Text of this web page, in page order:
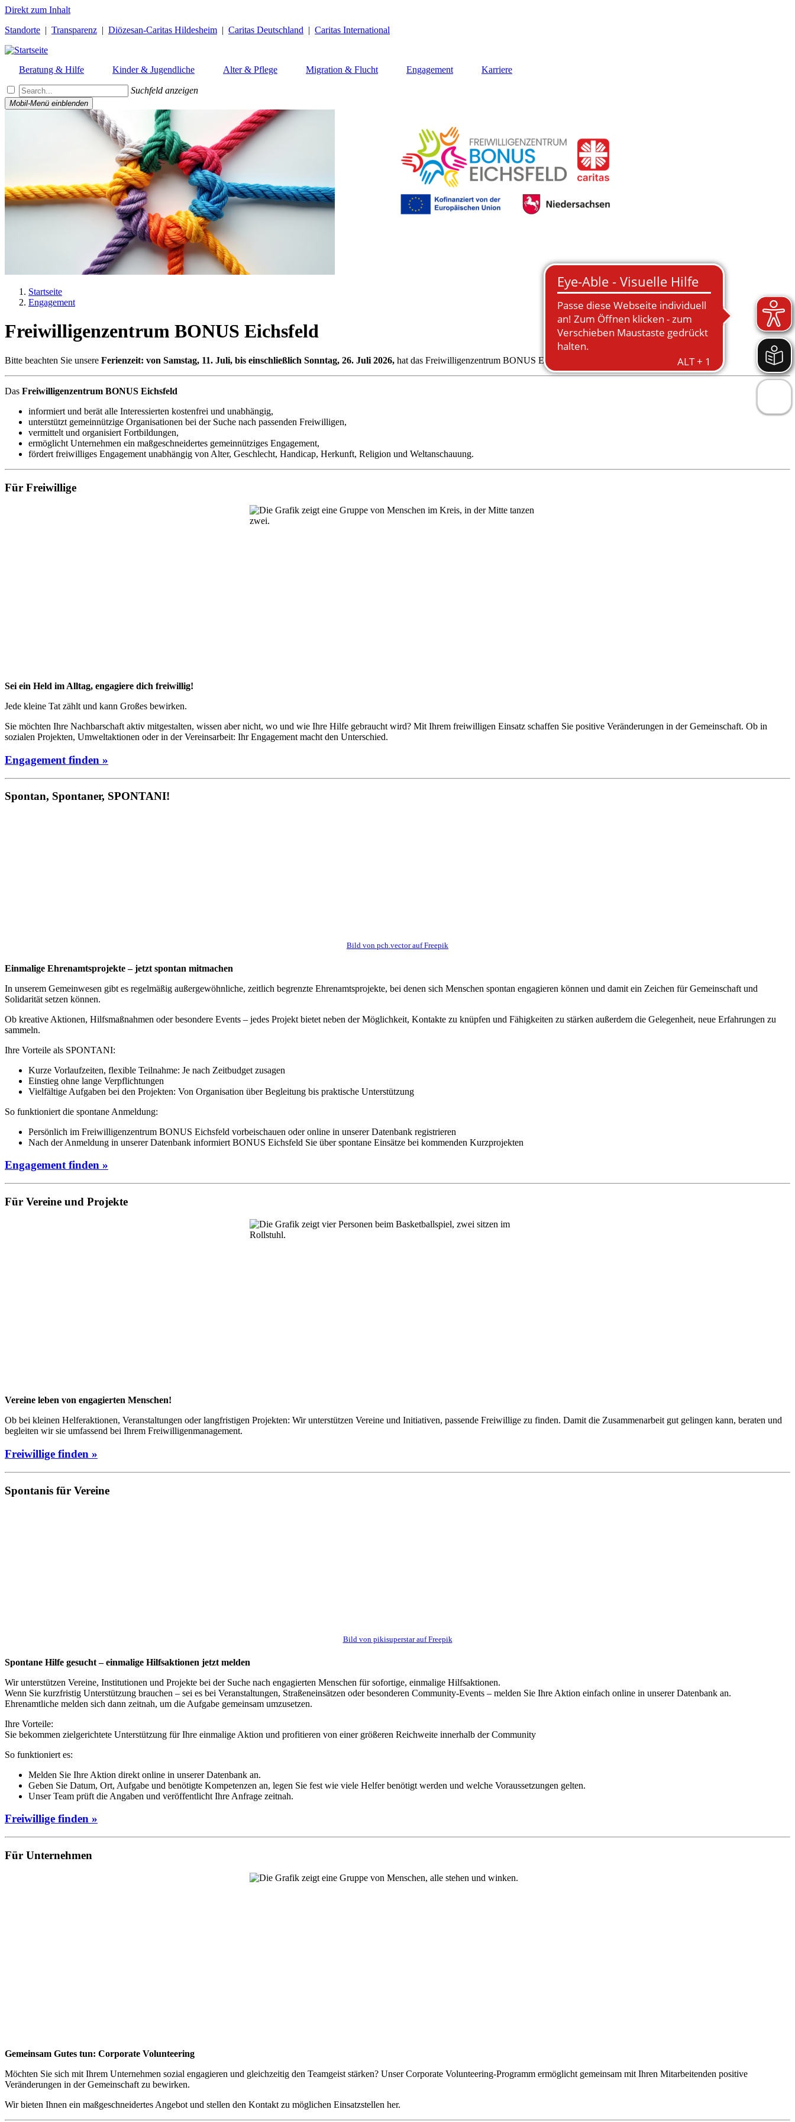
Direkt zum Inhalt
Standorte | Transparenz | Diözesan-Caritas Hildesheim | Caritas Deutschland | Caritas International
Beratung & Hilfe Kinder & Jugendliche Alter & Pflege Migration & Flucht Engagement Karriere
Suchfeld anzeigen
Mobil-Menü einblenden
Pfadnavigation
Startseite
Engagement
Freiwilligenzentrum BONUS Eichsfeld
Bitte beachten Sie unsere Ferienzeit: von Samstag, 11. Juli, bis einschließlich Sonntag, 26. Juli 2026, hat das Freiwilligenzentrum BONUS Eichsfeld geschlossen.
Das Freiwilligenzentrum BONUS Eichsfeld
informiert und berät alle Interessierten kostenfrei und unabhängig,
unterstützt gemeinnützige Organisationen bei der Suche nach passenden Freiwilligen,
vermittelt und organisiert Fortbildungen,
ermöglicht Unternehmen ein maßgeschneidertes gemeinnütziges Engagement,
fördert freiwilliges Engagement unabhängig von Alter, Geschlecht, Handicap, Herkunft, Religion und Weltanschauung.
Für Freiwillige
Sei ein Held im Alltag, engagiere dich freiwillig!
Jede kleine Tat zählt und kann Großes bewirken.
Sie möchten Ihre Nachbarschaft aktiv mitgestalten, wissen aber nicht, wo und wie Ihre Hilfe gebraucht wird? Mit Ihrem freiwilligen Einsatz schaffen Sie positive Veränderungen in der Gemeinschaft. Ob in
sozialen Projekten, Umweltaktionen oder in der Vereinsarbeit: Ihr Engagement macht den Unterschied.
Engagement finden »
Spontan, Spontaner, SPONTANI!
Bild von pch.vector auf Freepik
Einmalige Ehrenamtsprojekte – jetzt spontan mitmachen
In unserem Gemeinwesen gibt es regelmäßig außergewöhnliche, zeitlich begrenzte Ehrenamtsprojekte, bei denen sich Menschen spontan engagieren können und damit ein Zeichen für Gemeinschaft und
Solidarität setzen können.
Ob kreative Aktionen, Hilfsmaßnahmen oder besondere Events – jedes Projekt bietet neben der Möglichkeit, Kontakte zu knüpfen und Fähigkeiten zu stärken außerdem die Gelegenheit, neue Erfahrungen zu
sammeln.
Ihre Vorteile als SPONTANI:
Kurze Vorlaufzeiten, flexible Teilnahme: Je nach Zeitbudget zusagen
Einstieg ohne lange Verpflichtungen
Vielfältige Aufgaben bei den Projekten: Von Organisation über Begleitung bis praktische Unterstützung
So funktioniert die spontane Anmeldung:
Persönlich im Freiwilligenzentrum BONUS Eichsfeld vorbeischauen oder online in unserer Datenbank registrieren
Nach der Anmeldung in unserer Datenbank informiert BONUS Eichsfeld Sie über spontane Einsätze bei kommenden Kurzprojekten
Engagement finden »
Für Vereine und Projekte
Vereine leben von engagierten Menschen!
Ob bei kleinen Helferaktionen, Veranstaltungen oder langfristigen Projekten: Wir unterstützen Vereine und Initiativen, passende Freiwillige zu finden. Damit die Zusammenarbeit gut gelingen kann, beraten und
begleiten wir sie umfassend bei Ihrem Freiwilligenmanagement.
Freiwillige finden »
Spontanis für Vereine
Bild von pikisuperstar auf Freepik
Spontane Hilfe gesucht – einmalige Hilfsaktionen jetzt melden
Wir unterstützen Vereine, Institutionen und Projekte bei der Suche nach engagierten Menschen für sofortige, einmalige Hilfsaktionen.
Wenn Sie kurzfristig Unterstützung brauchen – sei es bei Veranstaltungen, Straßeneinsätzen oder besonderen Community-Events – melden Sie Ihre Aktion einfach online in unserer Datenbank an.
Ehrenamtliche melden sich dann zeitnah, um die Aufgabe gemeinsam umzusetzen.
Ihre Vorteile:
Sie bekommen zielgerichtete Unterstützung für Ihre einmalige Aktion und profitieren von einer größeren Reichweite innerhalb der Community
So funktioniert es:
Melden Sie Ihre Aktion direkt online in unserer Datenbank an.
Geben Sie Datum, Ort, Aufgabe und benötigte Kompetenzen an, legen Sie fest wie viele Helfer benötigt werden und welche Voraussetzungen gelten.
Unser Team prüft die Angaben und veröffentlicht Ihre Anfrage zeitnah.
Freiwillige finden »
Für Unternehmen
Gemeinsam Gutes tun: Corporate Volunteering
Möchten Sie sich mit Ihrem Unternehmen sozial engagieren und gleichzeitig den Teamgeist stärken? Unser Corporate Volunteering-Programm ermöglicht gemeinsam mit Ihren Mitarbeitenden positive
Veränderungen in der Gemeinschaft zu bewirken.
Wir bieten Ihnen ein maßgeschneidertes Angebot und stellen den Kontakt zu möglichen Einsatzstellen her.